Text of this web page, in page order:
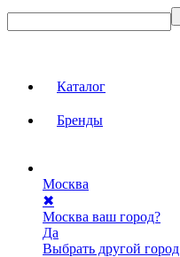
Каталог
Бренды
Москва
✖
Москва ваш город?
Да
Выбрать другой город